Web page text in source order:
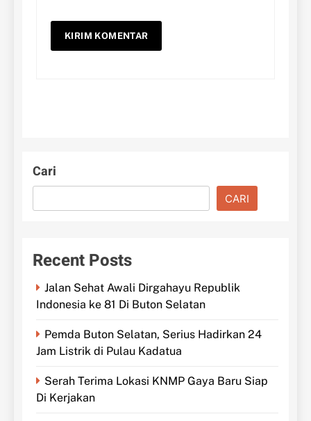
Cari
CARI
Recent Posts
Jalan Sehat Awali Dirgahayu Republik
Indonesia ke 81 Di Buton Selatan
Pemda Buton Selatan, Serius Hadirkan 24
Jam Listrik di Pulau Kadatua
Serah Terima Lokasi KNMP Gaya Baru Siap
Di Kerjakan